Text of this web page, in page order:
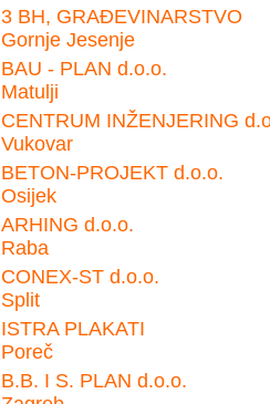
3 BH, GRAĐEVINARSTVO
Gornje Jesenje
BAU - PLAN d.o.o.
Matulji
CENTRUM INŽENJERING
Vukovar
BETON-PROJEKT d.o.o.
Osijek
ARHING d.o.o.
Raba
CONEX-ST d.o.o.
Split
ISTRA PLAKATI
Poreč
B.B. I S. PLAN d.o.o.